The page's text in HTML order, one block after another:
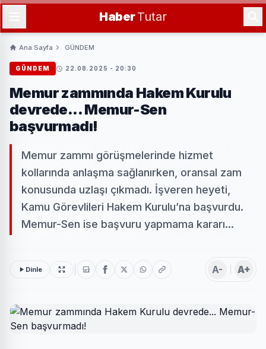
HaberTutar
Ana Sayfa GÜNDEM
GÜNDEM 22.08.2025 - 20:30
Memur zammında Hakem Kurulu
devrede... Memur-Sen
başvurmadı!
Memur zammı görüşmelerinde hizmet
kollarında anlaşma sağlanırken, oransal zam
konusunda uzlaşı çıkmadı. İşveren heyeti,
Kamu Görevlileri Hakem Kurulu’na başvurdu.
Memur-Sen ise başvuru yapmama kararı...
Dinle A- A+